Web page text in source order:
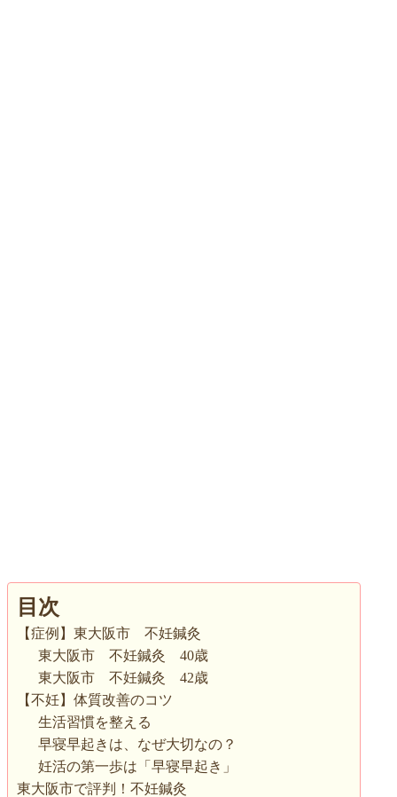
目次
【症例】東大阪市 不妊鍼灸
東大阪市 不妊鍼灸 40歳
東大阪市 不妊鍼灸 42歳
【不妊】体質改善のコツ
生活習慣を整える
早寝早起きは、なぜ大切なの？
妊活の第一歩は「早寝早起き」
東大阪市で評判！不妊鍼灸